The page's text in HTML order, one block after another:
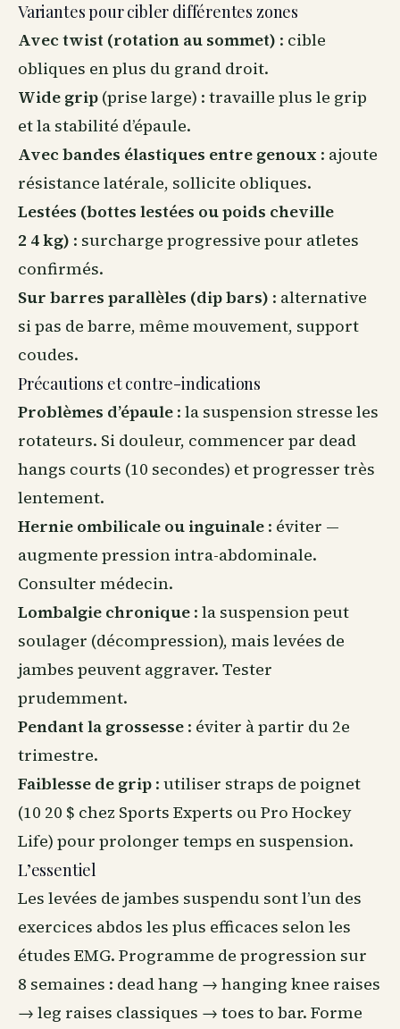
Variantes pour cibler différentes zones
Avec twist (rotation au sommet) : cible
obliques en plus du grand droit.
Wide grip (prise large) : travaille plus le grip
et la stabilité d’épaule.
Avec bandes élastiques entre genoux : ajoute
résistance latérale, sollicite obliques.
Lestées (bottes lestées ou poids cheville
2 4 kg) : surcharge progressive pour atletes
confirmés.
Sur barres parallèles (dip bars) : alternative
si pas de barre, même mouvement, support
coudes.
Précautions et contre-indications
Problèmes d’épaule : la suspension stresse les
rotateurs. Si douleur, commencer par dead
hangs courts (10 secondes) et progresser très
lentement.
Hernie ombilicale ou inguinale : éviter —
augmente pression intra-abdominale.
Consulter médecin.
Lombalgie chronique : la suspension peut
soulager (décompression), mais levées de
jambes peuvent aggraver. Tester
prudemment.
Pendant la grossesse : éviter à partir du 2e
trimestre.
Faiblesse de grip : utiliser straps de poignet
(10 20 $ chez Sports Experts ou Pro Hockey
Life) pour prolonger temps en suspension.
L’essentiel
Les levées de jambes suspendu sont l’un des
exercices abdos les plus efficaces selon les
études EMG. Programme de progression sur
8 semaines : dead hang → hanging knee raises
→ leg raises classiques → toes to bar. Forme